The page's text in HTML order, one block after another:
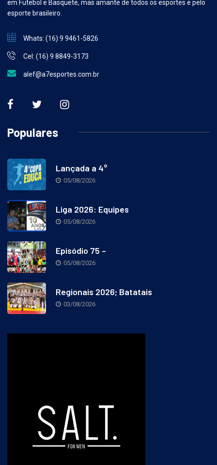
em Futebol e Basquete, mas amante de todos os esportes e pelo
esporte brasileiro.
Whats: (16) 9 9461-5826
Cel: (16) 9 8849-3173
alef@a7esportes.com.br
Populares
Lançada a 4°
05/08/2026
Liga 2026: Equipes
05/08/2026
Episódio 75 –
05/08/2026
Regionais 2026; Batatais
03/08/2026